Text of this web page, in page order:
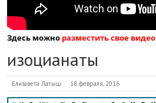
Здесь можно разместить свое видео
изоцианаты
Елизавета Латыш 18 февраля, 2016